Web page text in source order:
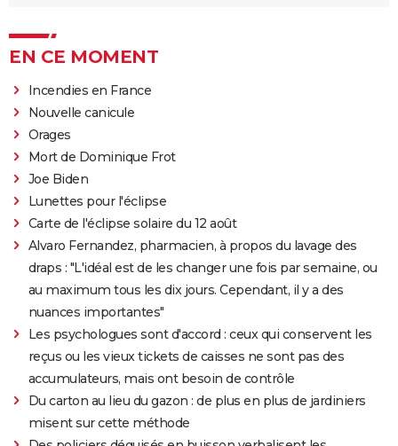
EN CE MOMENT
Incendies en France
Nouvelle canicule
Orages
Mort de Dominique Frot
Joe Biden
Lunettes pour l'éclipse
Carte de l'éclipse solaire du 12 août
Alvaro Fernandez, pharmacien, à propos du lavage des
draps : "L'idéal est de les changer une fois par semaine, ou
au maximum tous les dix jours. Cependant, il y a des
nuances importantes"
Les psychologues sont d'accord : ceux qui conservent les
reçus ou les vieux tickets de caisses ne sont pas des
accumulateurs, mais ont besoin de contrôle
Du carton au lieu du gazon : de plus en plus de jardiniers
misent sur cette méthode